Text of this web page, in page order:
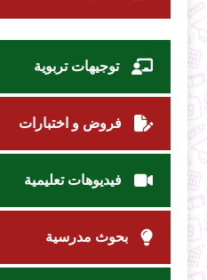
توجيهات تربوية
فروض و اختبارات
فيديوهات تعليمية
بحوث مدرسية